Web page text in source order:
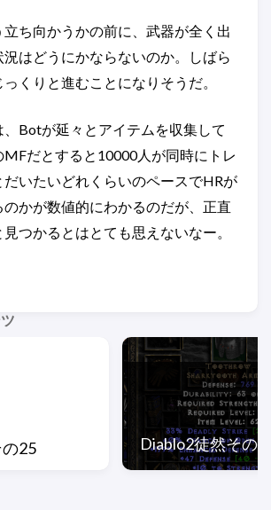
ち向かうかの前に、武器が全く出
はどうにかならないのか。しばら
くりと進むことになりそうだ。
Botが延々とアイテムを収集して
MFだとすると10000人が同時にトレ
いたいどれくらいのペースでHRが
かが数値的にわかるのだが、正直
つかるとはとても思えないなー。
25 Diablo2徒然その